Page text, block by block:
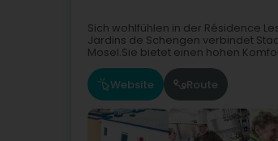
Sich wohlfühlen in der Résidence
Jardins de Schengen verbindet
Mosel.Sie bietet einen hohen
Website Route